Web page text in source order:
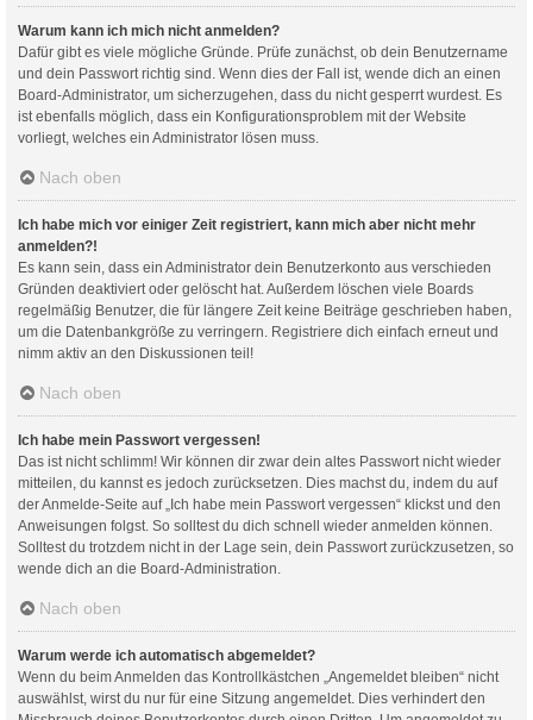
Warum kann ich mich nicht anmelden?
Dafür gibt es viele mögliche Gründe. Prüfe zunächst, ob dein Benutzername
und dein Passwort richtig sind. Wenn dies der Fall ist, wende dich an einen
Board-Administrator, um sicherzugehen, dass du nicht gesperrt wurdest. Es
ist ebenfalls möglich, dass ein Konfigurationsproblem mit der Website
vorliegt, welches ein Administrator lösen muss.
Nach oben
Ich habe mich vor einiger Zeit registriert, kann mich aber nicht mehr
anmelden?!
Es kann sein, dass ein Administrator dein Benutzerkonto aus verschieden
Gründen deaktiviert oder gelöscht hat. Außerdem löschen viele Boards
regelmäßig Benutzer, die für längere Zeit keine Beiträge geschrieben haben,
um die Datenbankgröße zu verringern. Registriere dich einfach erneut und
nimm aktiv an den Diskussionen teil!
Nach oben
Ich habe mein Passwort vergessen!
Das ist nicht schlimm! Wir können dir zwar dein altes Passwort nicht wieder
mitteilen, du kannst es jedoch zurücksetzen. Dies machst du, indem du auf
der Anmelde-Seite auf „Ich habe mein Passwort vergessen“ klickst und den
Anweisungen folgst. So solltest du dich schnell wieder anmelden können.
Solltest du trotzdem nicht in der Lage sein, dein Passwort zurückzusetzen, so
wende dich an die Board-Administration.
Nach oben
Warum werde ich automatisch abgemeldet?
Wenn du beim Anmelden das Kontrollkästchen „Angemeldet bleiben“ nicht
auswählst, wirst du nur für eine Sitzung angemeldet. Dies verhindert den